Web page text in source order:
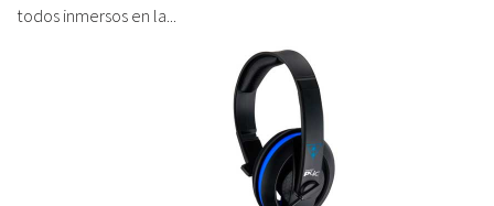
todos inmersos en la...